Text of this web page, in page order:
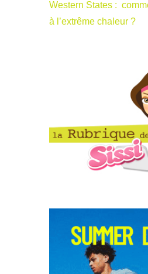
Western States :
à l’extrême chaleur ?